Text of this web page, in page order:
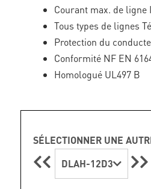
Courant max. de ligne
Tous types de lignes
Protection du
Conformité NF EN
Homologué UL497 B
SÉLECTIONNER UNE
DLAH-12D3